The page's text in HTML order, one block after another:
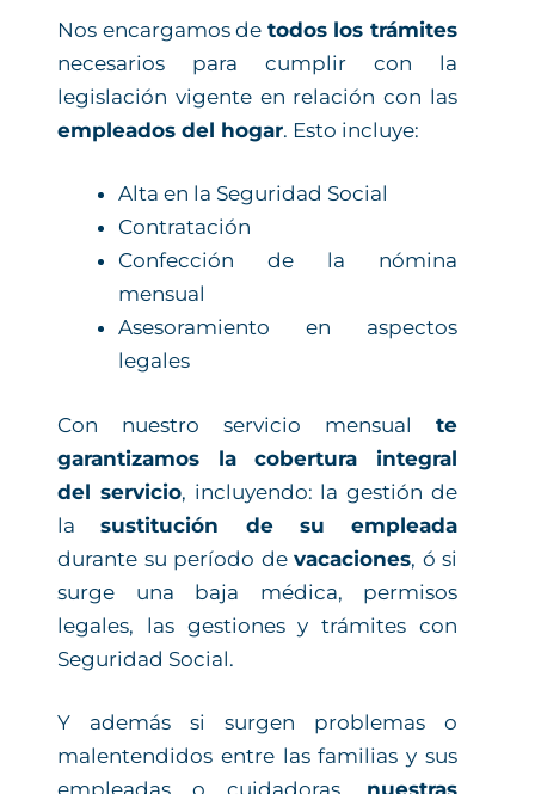
Nos encargamos de todos los trámites
necesarios para cumplir con la
legislación vigente en relación con las
empleados del hogar. Esto incluye:
Alta en la Seguridad Social
Contratación
Confección de la nómina
mensual
Asesoramiento en aspectos
legales
Con nuestro servicio mensual te
garantizamos la cobertura integral
del servicio, incluyendo: la gestión de
lasustitución de su empleada
durante su período de vacaciones, ó si
surge una baja médica, permisos
legales, las gestiones y trámites con
Seguridad Social.
Y además si surgen problemas o
malentendidos entre las familias y sus
empleadas o cuidadoras, nuestras